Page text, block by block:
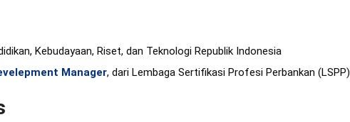
Kebudayaan, Riset, dan Teknologi Republik Indonesia
Manager, dari Lembaga Sertifikasi Profesi Perbankan (LSPP)